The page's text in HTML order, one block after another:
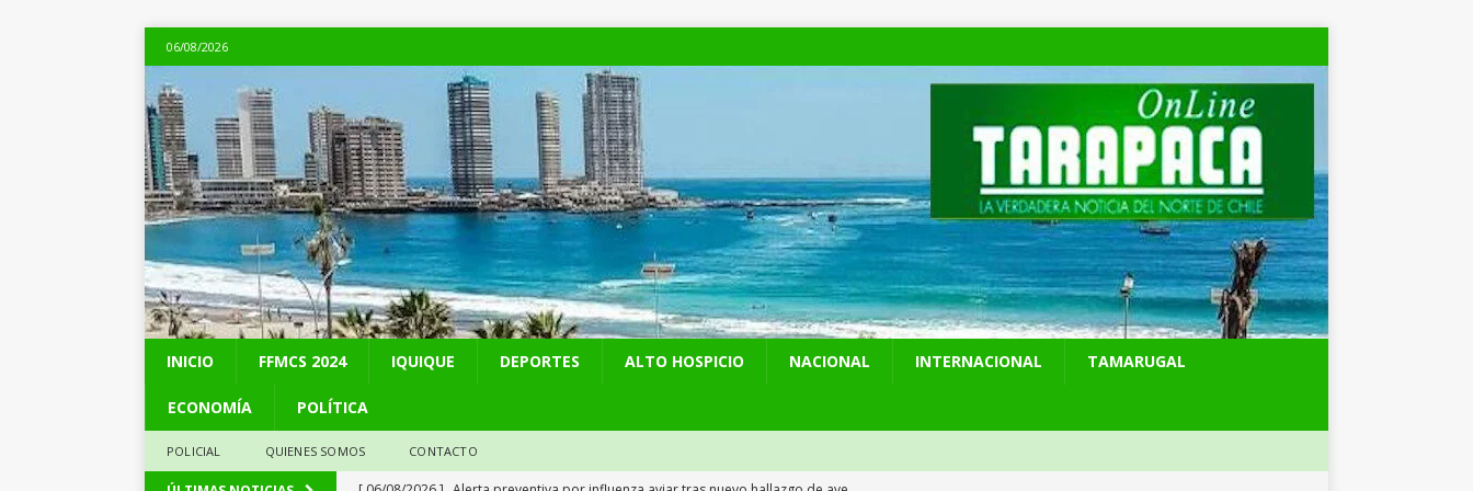
06/08/2026
INICIO FFMCS 2024 IQUIQUE DEPORTES ALTO HOSPICIO NACIONAL INTERNACIONAL TAMARUGAL
ECONOMÍA POLÍTICA
POLICIAL QUIENES SOMOS CONTACTO